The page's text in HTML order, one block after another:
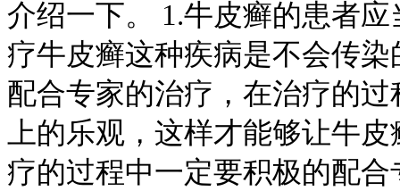
介绍一下。 1.牛皮癣的患者
疗牛皮癣这种疾病是不会传
配合专家的治疗，在治疗的
上的乐观，这样才能够让牛
疗的过程中一定要积极的配